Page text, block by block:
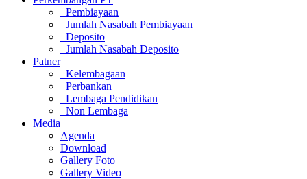
Pembiayaan
Jumlah Nasabah Pembiayaan
Deposito
Jumlah Nasabah Deposito
Patner
Kelembagaan
Perbankan
Lembaga Pendidikan
Non Lembaga
Media
Agenda
Download
Gallery Foto
Gallery Video